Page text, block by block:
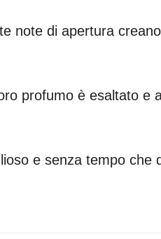
note di apertura
profumo è esaltato e
e senza tempo che